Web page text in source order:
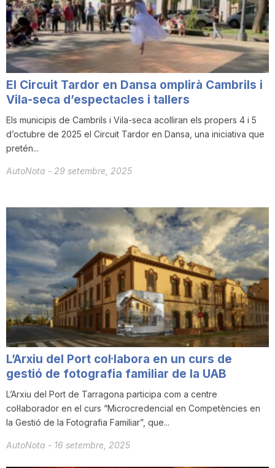
T
a
r
n
a
El Circuit Tardor en Dansa omplirà Cambrils i
Vila-seca d’espectacles i tallers
Els municipis de Cambrils i Vila-seca acolliran els propers 4 i 5
d’octubre de 2025 el Circuit Tardor en Dansa, una iniciativa que
pretén...
AutoNota - 29 setembre, 2025
L’Arxiu del Port col·labora en un curs de
gestió de fotografia familiar de la UAB
L’Arxiu del Port de Tarragona participa com a centre
col·laborador en el curs “Microcredencial en Competències en
la Gestió de la Fotografia Familiar”, que...
AutoNota - 16 setembre, 2025